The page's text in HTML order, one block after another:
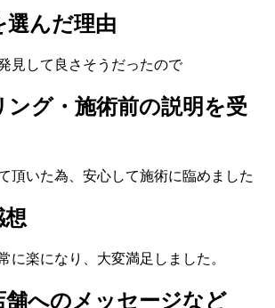
選んだ理由
見して良さそうだったので
ング・施術前の説明を受
頂いた為、安心して施術に臨めました
想
に楽になり、大変満足しました。
舗へのメッセージなど